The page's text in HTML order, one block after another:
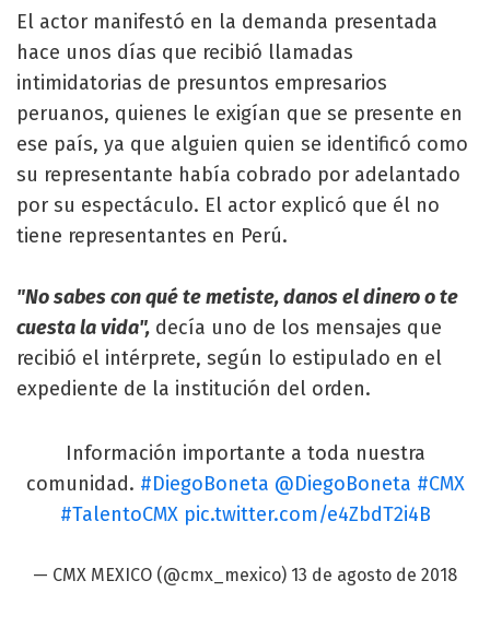
El actor manifestó en la demanda presentada
hace unos días que recibió llamadas
intimidatorias de presuntos empresarios
peruanos, quienes le exigían que se presente en
ese país, ya que alguien quien se identificó como
su representante había cobrado por adelantado
por su espectáculo. El actor explicó que él no
tiene representantes en Perú.
"No sabes con qué te metiste, danos el dinero o te
cuesta la vida", decía uno de los mensajes que
recibió el intérprete, según lo estipulado en el
expediente de la institución del orden.
Información importante a toda nuestra
comunidad. #DiegoBoneta @DiegoBoneta #CMX
#TalentoCMX pic.twitter.com/e4ZbdT2i4B
— CMX MEXICO (@cmx_mexico) 13 de agosto de 2018